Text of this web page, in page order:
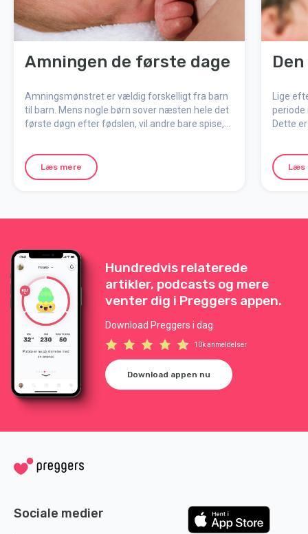
Amningen de første dage
Amningsmønstret er vældig forskelligt fra barn
til barn. Mens nogle børn sover næsten hele det
første døgn efter fødslen, vil andre bare spise,
sig selv, så få lidt søvn samt noget at spise og
drikke, når muligheden byder sig.
Læs mere
Lige
periode
Dette
barnet
Læs
Hundredvis relaterede
artikler, podcasts og mere
venter dig i Preggers appen.
Download Preggers i dag
10k anmeldelser
Download appen nu
Sociale medier